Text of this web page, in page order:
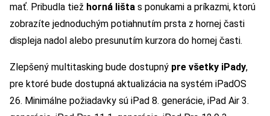
mať. Pribudla tiež horná lišta s ponukami a príkazmi, ktorú
zobrazíte jednoduchým potiahnutím prsta z hornej časti
displeja nadol alebo presunutím kurzora do hornej časti.
Zlepšený multitasking bude dostupný pre všetky iPady,
pre ktoré bude dostupná aktualizácia na systém iPadOS
26. Minimálne požiadavky sú iPad 8. generácie, iPad Air 3.